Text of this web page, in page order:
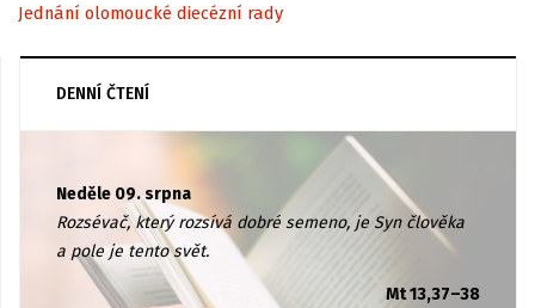
Jednání olomoucké diecézní rady
DENNÍ ČTENÍ
Neděle 09. srpna
Rozsévač, který rozsívá dobré semeno, je Syn člověka
a pole je tento svět.
Mt 13,37–38